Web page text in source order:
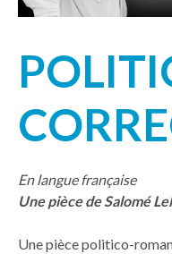
En langue française
Une pièce de Salomé
Une pièce politico-